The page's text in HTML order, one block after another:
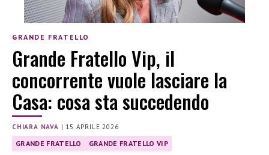
GRANDE FRATELLO
Grande Fratello Vip, il
concorrente vuole lasciare la
Casa: cosa sta succedendo
CHIARA NAVA | 15 APRILE 2026
GRANDE FRATELLO GRANDE FRATELLO VIP